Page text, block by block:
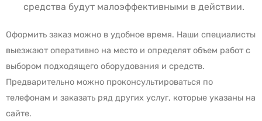
средства будут малоэффективными в действии.
Оформить заказ можно в удобное время. Наши специалисты
выезжают оперативно на место и определят объем работ с
выбором подходящего оборудования и средств.
Предварительно можно проконсультироваться по
телефонам и заказать ряд других услуг, которые указаны на
сайте.